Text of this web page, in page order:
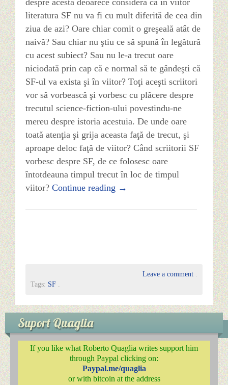
despre acesta deoarece consideră că în viitor
literatura SF nu va fi cu mult diferită de cea din
ziua de azi? Oare chiar comit o greşeală atât de
naivă? Sau chiar nu ştiu ce să spună în legătură
cu acest subiect? Sau nu le-a trecut oare
niciodată prin cap că e normal să te gândeşti că
SF-ul va exista şi în viitor? Toţi aceşti scriitori
vor să vorbească şi vorbesc cu plăcere despre
trecutul science-fiction-ului povestindu-ne
mereu despre istoria acestuia. De unde oare
toată atenţia şi grija aceasta faţă de trecut, şi
aproape deloc faţă de viitor? Când scriitorii SF
vorbesc despre SF, de ce folosesc oare
întotdeauna timpul trecut în loc de timpul
viitor? Continue reading →
Leave a comment .
Tags: SF .
Suport Quaglia
If you like what Roberto Quaglia writes support him
through Paypal clicking on:
Paypal.me/quaglia
or with bitcoin at the address